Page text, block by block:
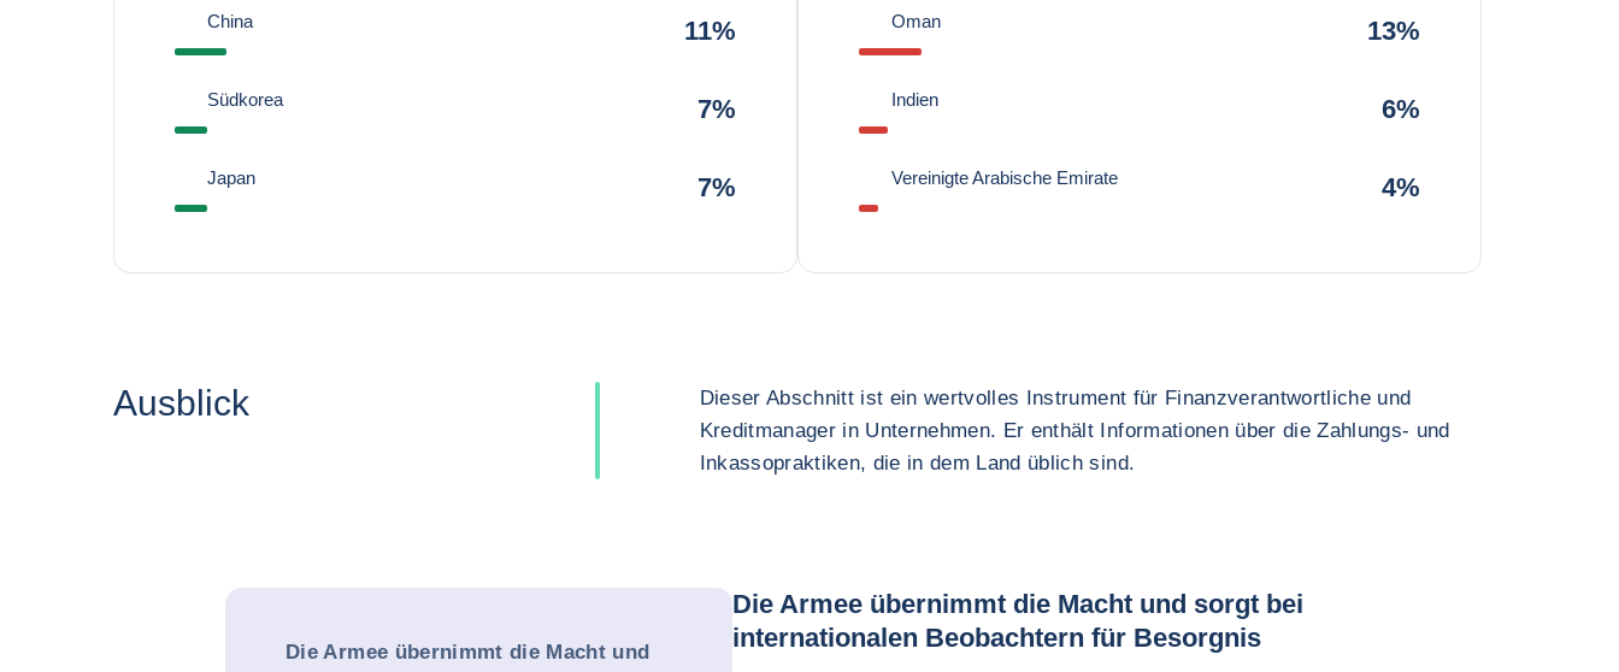
China 11%
Südkorea 7%
Japan 7%
Oman 13%
Indien 6%
Vereinigte Arabische Emirate 4%
Ausblick
Dieser Abschnitt ist ein wertvolles Instrument für Finanzverantwortliche und
Kreditmanager in Unternehmen. Er enthält Informationen über die Zahlungs- und
Inkassopraktiken, die in dem Land üblich sind.
Die Armee übernimmt die Macht und
Die Armee übernimmt die Macht und sorgt bei
internationalen Beobachtern für Besorgnis